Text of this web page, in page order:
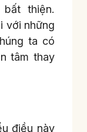
thiện.
với những
ta có
tâm thay
điều này